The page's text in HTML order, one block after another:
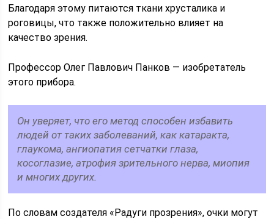
Благодаря этому питаются ткани хрусталика и
роговицы, что также положительно влияет на
качество зрения.
Профессор Олег Павлович Панков — изобретатель
этого прибора.
Он уверяет, что его метод способен избавить
людей от таких заболеваний, как катаракта,
глаукома, ангиопатия сетчатки глаза,
косоглазие, атрофия зрительного нерва, миопия
и многих других.
По словам создателя «Радуги прозрения», очки могут